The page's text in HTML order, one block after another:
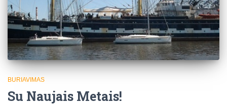
BURIAVIMAS
Su Naujais Metais!